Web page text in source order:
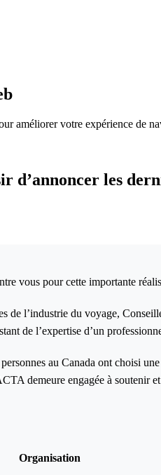
améliorer votre expérience de
d’annoncer les
vous pour cette importante
de l’industrie du voyage,
de l’expertise d’un
au Canada ont choisi
demeure engagée à soutenir